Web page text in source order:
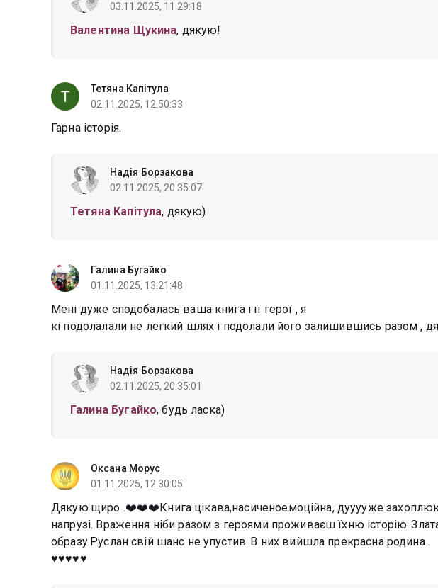
03.11.2025, 11:29:18
Валентина Щукина, дякую!
Тетяна Капітула
02.11.2025, 12:50:33
Гарна історія.
Надія Борзакова
02.11.2025, 20:35:07
Тетяна Капітула, дякую)
Галина Бугайко
01.11.2025, 13:21:48
Мені дуже сподобалась ваша книга і її герої , я
кі подолалали не легкий шлях і подолали його залишившись разом ,
Надія Борзакова
02.11.2025, 20:35:01
Галина Бугайко, будь ласка)
Оксана Морус
01.11.2025, 12:30:05
Дякую щиро .❤️❤️❤️Книга цікава,насиченоемоційна, дууууже
напрузі. Враження ніби разом з героями проживаєш їхню
образу.Руслан свій шанс не упустив..В них вийшла прекрасна родина .
♥️♥️♥️♥️♥️